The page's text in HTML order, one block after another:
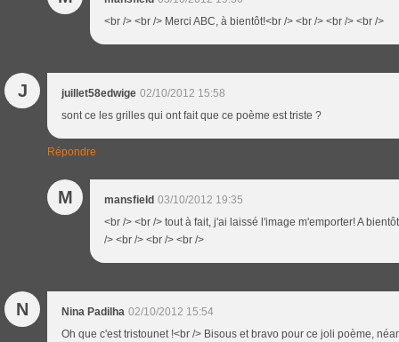
<br /> <br /> Merci ABC, à bientôt!<br /> <br /> <br /> <br />
J juillet58edwige 02/10/2012 15:58
sont ce les grilles qui ont fait que ce poème est triste ?
Répondre
M mansfield 03/10/2012 19:35
<br /> <br /> tout à fait, j'ai laissé l'image m'emporter! A
/> <br /> <br /> <br />
N Nina Padilha 02/10/2012 15:54
Oh que c'est tristounet !<br /> Bisous et bravo pour ce joli poème,